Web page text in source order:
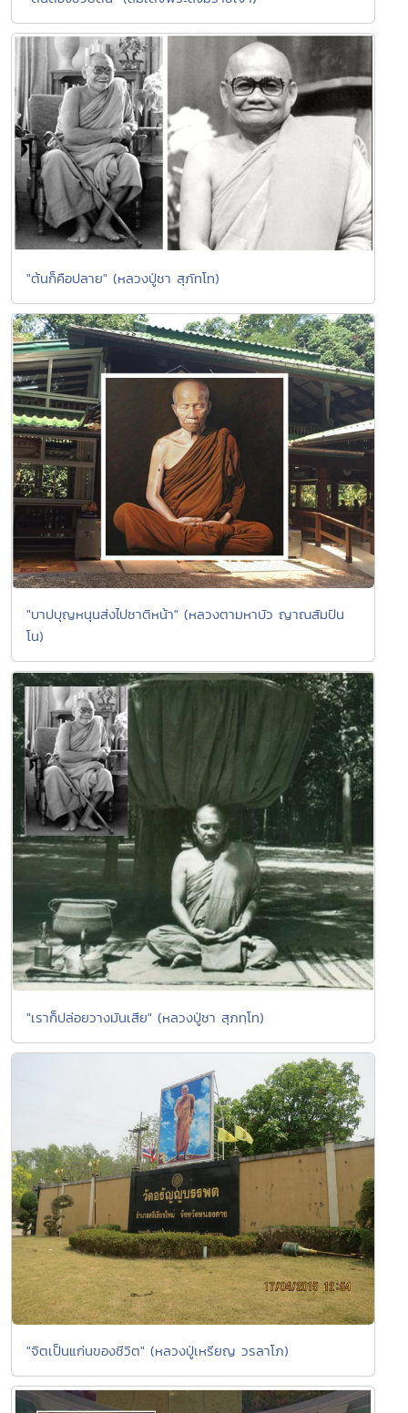
"ต้นก็คือปลาย" (หลวงปู่ชา สุภัทโท)
"บาปบุญหนุนส่งไปชาติหน้า" (หลวงตามหาบัว ญาณสัมปัน
โน)
"เราก็ปล่อยวางมันเสีย" (หลวงปู่ชา สุภทฺโท)
"จิตเป็นแก่นของชีวิต" (หลวงปู่เหรียญ วรลาโภ)